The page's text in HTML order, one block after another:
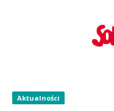
Aktualności